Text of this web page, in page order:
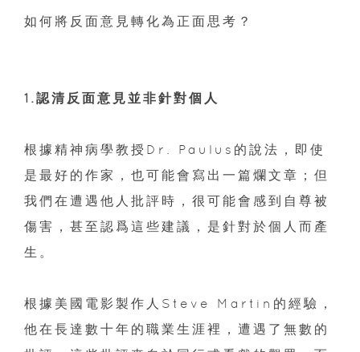
如何將反面意見轉化為正面思考？
1.認清反面意見並非針對個人
根據精神病學教授Dr. Paulus的說法，即使
是最好的作家，也可能會寫出一篇爛文章；但
我們在遭遇他人批評時，很可能會感到自尊被
傷害，甚至認爲這些建議，是針對於個人而產
生。
根據美國電影製作人Steve Martin的經驗，
他在長達數十年的職業生涯裡，遭遇了無數的